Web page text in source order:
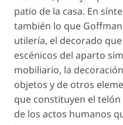
patio de la casa. En
también lo que
utilería, el decorado
escénicos del aparto
mobiliario, la
objetos y de otros
que constituyen el
de los actos humanos